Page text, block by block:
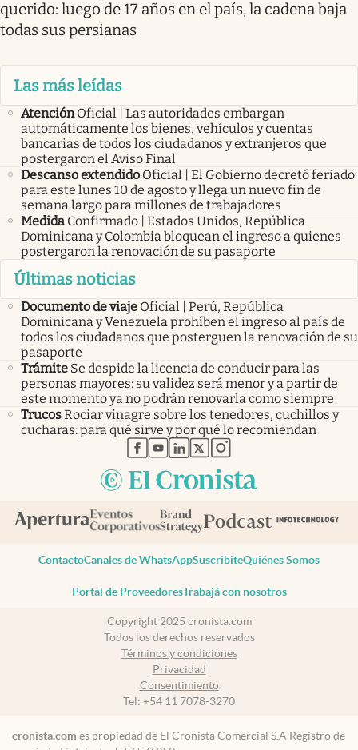
querido: luego de 17 años en el país, la cadena baja
todas sus persianas
Las más leídas
Atención Oficial | Las autoridades embargan
automáticamente los bienes, vehículos y cuentas
bancarias de todos los ciudadanos y extranjeros que
postergaron el Aviso Final
Descanso extendido Oficial | El Gobierno decretó feriado
para este lunes 10 de agosto y llega un nuevo fin de
semana largo para millones de trabajadores
Medida Confirmado | Estados Unidos, República
Dominicana y Colombia bloquean el ingreso a quienes
postergaron la renovación de su pasaporte
Últimas noticias
Documento de viaje Oficial | Perú, República
Dominicana y Venezuela prohíben el ingreso al país de
todos los ciudadanos que posterguen la renovación de su
pasaporte
Trámite Se despide la licencia de conducir para las
personas mayores: su validez será menor y a partir de
este momento ya no podrán renovarla como siempre
TrucosRociar vinagre sobre los tenedores, cuchillos y
cucharas: para qué sirve y por qué lo recomiendan
abre en nueva pestaña
abre en nueva pestaña
abre en nueva pestaña
abre en nueva pestaña
abre en nueva pestaña
ContactoCanales de WhatsAppSuscribiteQuiénes Somos
Portal de ProveedoresTrabajá con nosotros
Copyright 2025 cronista.com
Todos los derechos reservados
Términos y condiciones
Privacidad
Consentimiento
Tel: +54 11 7078-3270
cronista.com es propiedad de El Cronista Comercial S.A Registro de